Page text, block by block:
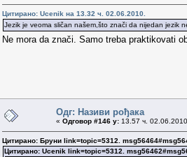
Цитирано: Ucenik на 13.32 ч. 02.06.2010.
Jezik je veoma sličan našem,što znači da nijedan jezik
Ne mora da znači. Samo treba praktikovati
Одг: Називи рођака
« Одговор #146 у: 13.57 ч.
Цитирано: Бруни link=topic=5312.
Цитирано: Ucenik link=topic=5312.